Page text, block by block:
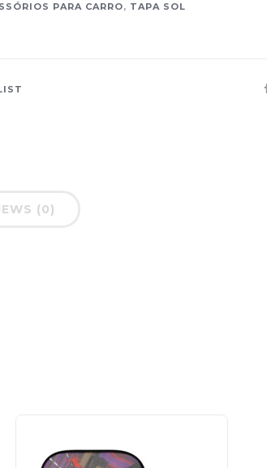
PARA CARRO, TAPA SOL
(0)